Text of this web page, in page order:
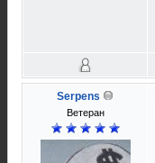
Serpens
Ветеран